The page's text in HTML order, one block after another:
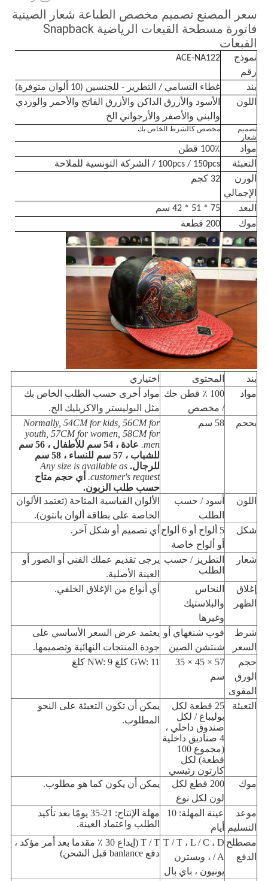
سعر المصنع تصميم مخصص الطباعة شعار الصينية
فاتورة مسطحة القبعات الرياضية Snapback
القبعات
نموذج
رقم
ACE-NA122
بند
غطاء التسامي / التطريز - للجنسين (10 ألوان متوفرة)
اللون
الأسود والأزرق الداكن والأزرق الفاتح والأحمر والوردي
والبني والأصفر والأرجواني الخ
تصميم
شعار
مخصص كالشرط الخاص بك
مواد
100٪ قطن
التعبئة
100pcs / 150pcs / الشركة التونسية للملاحة
الوزن
الإجمالي
32 كجم
البعد
75 * 51 * 42 سم
موك
200 قطعة
بند المحتوى
اختياري
مواد
100 ٪ قطن حك
/ مخصص
مواد أخرى حسب الطلب الخاص بك
مثل البوليستر والاكريليك الخ.
بحجم
58 سم
Normally, 54CM for kids, 56CM for
youth, 57CM for women, 58CM for
men.
عادة ، 54 سم للأطفال ، 56 سم
للشباب ، 57 سم للنساء ، 58 سم
للرجال. Any size is available as
customer's request.
أي حجم متاح
حسب طلب الزبون.
اللون
أسود / حسب
الطلب
الألوان القياسية المتاحة (تعتمد الألوان
الخاصة على بطاقة ألوان بانتون).
شكل
5 ألواح أو 6 ألواح
أو ألواح خاصة
أي تصميم أو شكل آخر.
شعار
التطريز / حسب
الطلب
يرجى تقديم عملك الفني أو الصور أو
العينة الأصلية.
إغلاق
الظهر
النحاس
والبلاستيك
وغيرها
أي أنواع من الإغلاق الخلفي.
شرط
السعر
فوب شنغهاي أو
شنتشن الصين
يعتمد عرض السعر الأساسي على
جودة المنتجات النهائية وتصميمها.
حجم
الورق
المقوى
57 × 45 × 35
سم
GW: 11 كلغ NW: 9 كلغ
التعبئة
25 قطعة لكل
بوليباغ / لكل
صندوق داخلي ،
4 صناديق داخلية
(مجموع 100
قطعة) لكل
كارتون رئيسي
يمكن أن تكون التعبئة على النحو
المطلوب.
موك
200 قطع لكل
لون لكل نوع
يمكن أن يكون كما هو مطلوب.
موعد
التسليم
عينة المهلة: 10
أيام
مهلة الإنتاج: 21-35 يومًا بعد تأكيد
الطلب واعتماد العينة.
مصطلح
الدفع
T / T ، L / C ، D
/ A ، ويسترن
يونيون ، باي بال
T / T (إيداع 30 ٪ مقدما بعد أمر مؤكد ،
دفع banlance قبل الشحن)